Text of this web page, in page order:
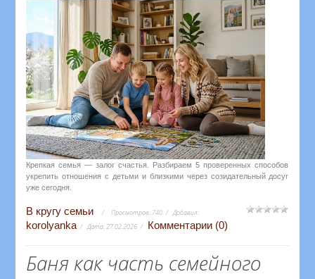
Крепкая семья — залог счастья. Разбираем 5 проверенных способов
укрепить отношения с детьми и близкими через созидательный досуг
уже сегодня.
В кругу семьи Просмотров: 740 Добавил:
korolyanka Дата:27.02.2026 Комментарии (0)
Баня как часть семейного